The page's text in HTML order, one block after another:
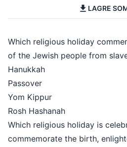
LAGRE
Which religious holiday
of the Jewish people from
Hanukkah
Passover
Yom Kippur
Rosh Hashanah
Which religious holiday is
commemorate the birth,